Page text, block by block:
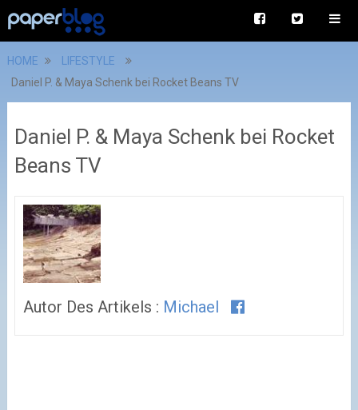
HOME
LIFESTYLE
Daniel P. & Maya Schenk bei Rocket Beans TV
Daniel P. & Maya Schenk bei Rocket
Beans TV
Autor Des Artikels : Michael